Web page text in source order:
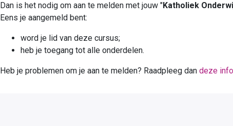
Dan is het nodig om aan te melden met jouw "Katholiek
Eens je aangemeld bent:
word je lid van deze cursus;
heb je toegang tot alle onderdelen.
Heb je problemen om je aan te melden? Raadpleeg dan deze